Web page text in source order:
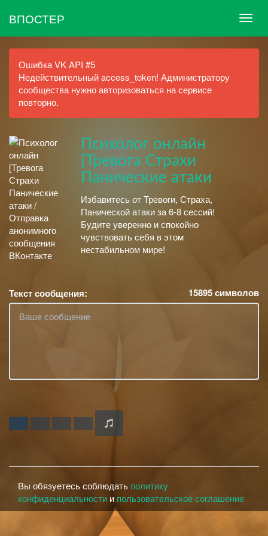
ВПОСТЕР
Ошибка VK API #5
Недействительный access_token! Администратору
сообщества нужно авторизоваться на сервисе
повторно.
Психолог онлайн
[Тревога Страхи
Панические атаки
Избавитесь от Тревоги, Страха,
Панической атаки за 6-8 сессий!
Будите уверенно и спокойно
чувствовать себя в этом
нестабильном мире!
Текст сообщения: 15895символов
Вы обязуетесь соблюдать политику
конфиденциальности и пользовательское соглашение